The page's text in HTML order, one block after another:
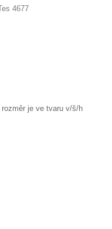
4677
je ve tvaru v/š/h